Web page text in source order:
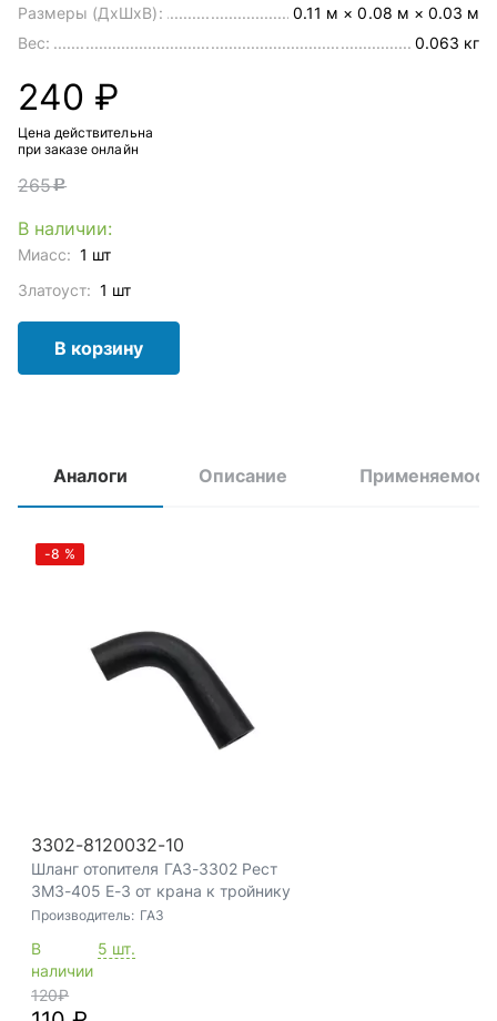
Размеры (ДхШхВ):
0.11 м × 0.08 м × 0.03 м
Вес:
0.063 кг
240 ₽
Цена действительна
при заказе онлайн
265c
В наличии:
Миасс: 1 шт
Златоуст: 1 шт
В корзину
Аналоги Описание
-8 %
3302-8120032-10
Шланг отопителя ГАЗ-3302 Рест
ЗМЗ-405 Е-3 от крана к тройнику
уголок
Производитель: ГАЗ
В
наличии
5 шт.
120₽